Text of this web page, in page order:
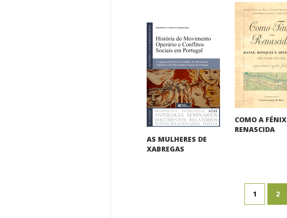
COMO A FÉNIX
RENASCIDA
AS MULHERES DE
XABREGAS
1 2